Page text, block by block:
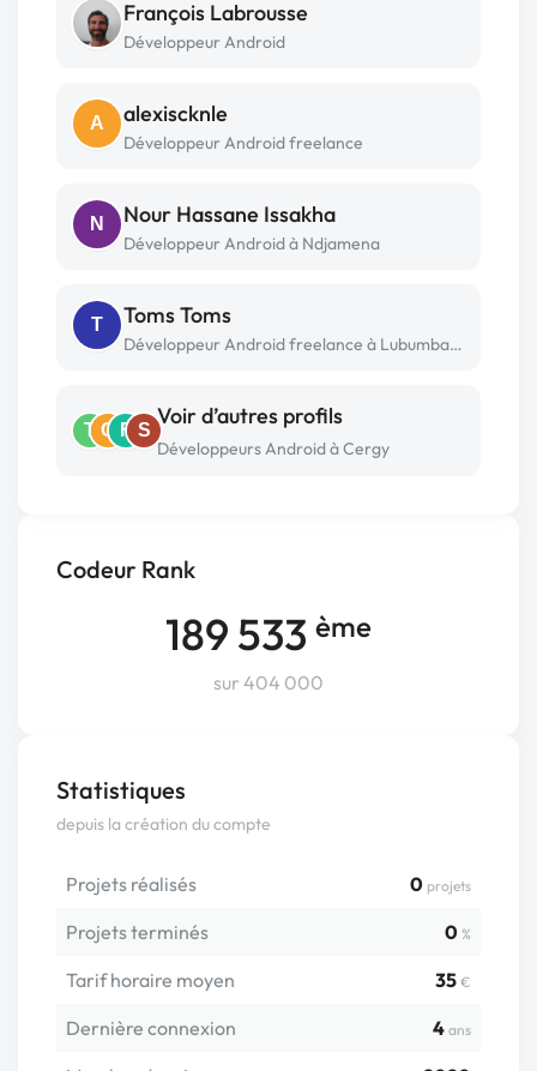
Codeur Rank
189 533 ème
sur 404 000
Statistiques
depuis la création du compte
Projets réalisés 0 projets
Projets terminés 0 %
Tarif horaire moyen 35 €
Dernière connexion 4 ans
François Labrousse
Développeur Android
A alexiscknle
Développeur Android freelance
N Nour Hassane Issakha
Développeur Android à Ndjamena
T Toms Toms
Développeur Android freelance à Lubumbashi
T C F S
Voir d’autres profils
Développeurs Android à Cergy